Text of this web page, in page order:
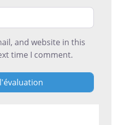
and website in this
time I comment.